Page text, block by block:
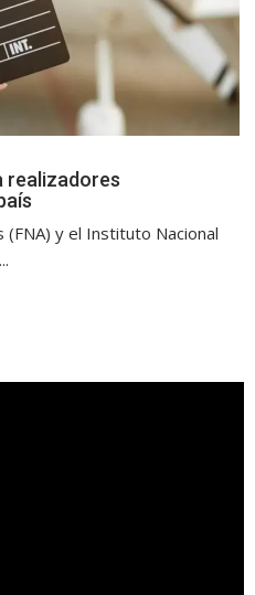
realizadores
(FNA) y el Instituto Nacional